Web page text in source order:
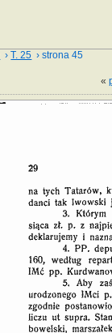
›T. 25 › strona 45
«